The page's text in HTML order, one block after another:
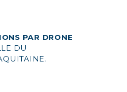
PAR DRONE
DU
.